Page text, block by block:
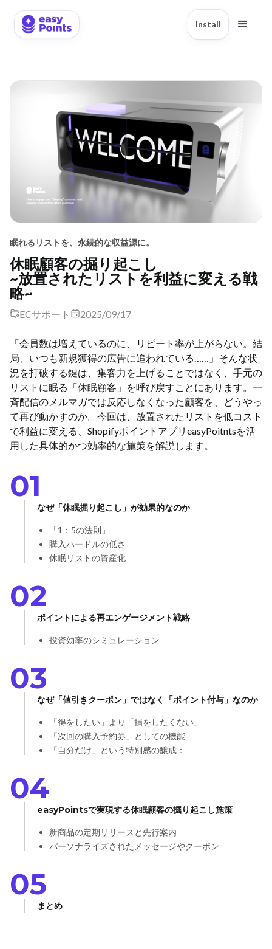
Install
眠れるリストを、永続的な収益源に。
休眠顧客の掘り起こし
~放置されたリストを利益に変える戦
略~
ECサポート 2025/09/17
「会員数は増えているのに、リピート率が上がらない。結
局、いつも新規獲得の広告に追われている……」そんな状
況を打破する鍵は、集客力を上げることではなく、手元の
リストに眠る「休眠顧客」を呼び戻すことにあります。一
斉配信のメルマガでは反応しなくなった顧客を、どうやっ
て再び動かすのか。今回は、放置されたリストを低コスト
で利益に変える、ShopifyポイントアプリeasyPoitntsを活
用した具体的かつ効率的な施策を解説します。
01
なぜ「休眠掘り起こし」が効果的なのか
「1：5の法則」
購入ハードルの低さ
休眠リストの資産化
02
ポイントによる再エンゲージメント戦略
投資効率のシミュレーション
03
なぜ「値引きクーポン」ではなく「ポイント付与」なのか
「得をしたい」より「損をしたくない」
「次回の購入予約券」としての機能
「自分だけ」という特別感の醸成：
04
easyPointsで実現する休眠顧客の掘り起こし施策
新商品の定期リリースと先行案内
パーソナライズされたメッセージやクーポン
05
まとめ